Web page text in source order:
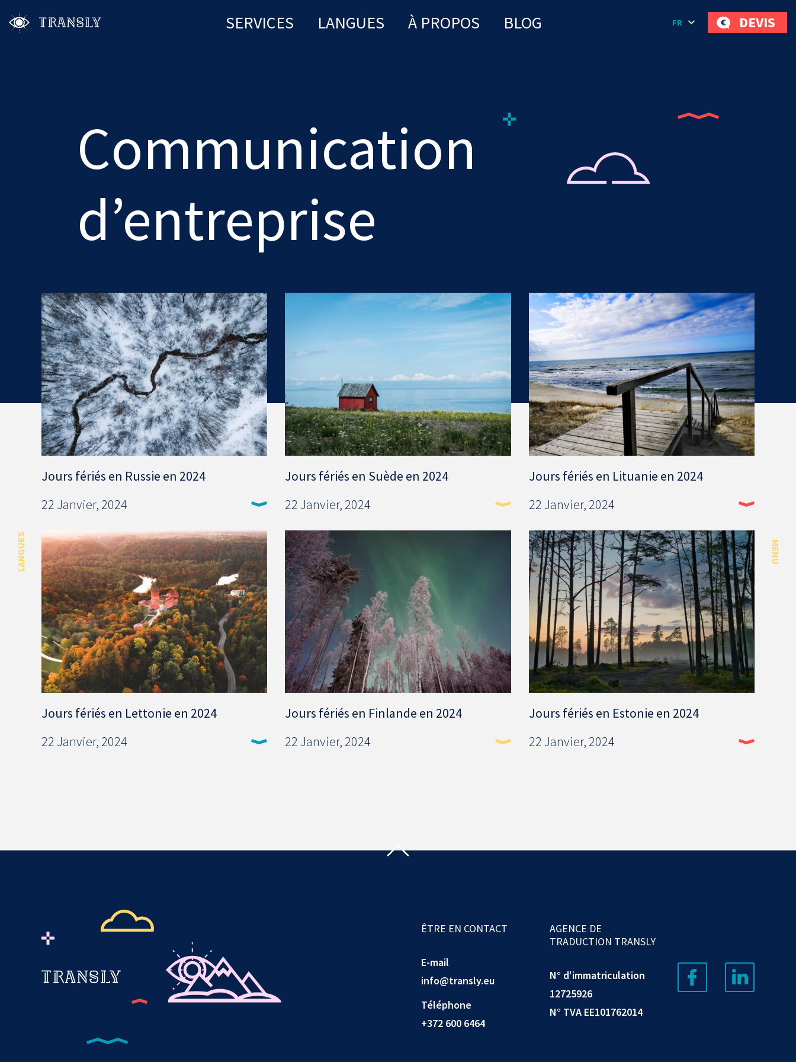
SERVICES LANGUES À PROPOS BLOG FR DEVIS
Communication
d’entreprise
Jours fériés en Russie en 2024
22 Janvier, 2024
Jours fériés en Suède en 2024
22 Janvier, 2024
Jours fériés en Lituanie en 2024
22 Janvier, 2024
Jours fériés en Lettonie en 2024
22 Janvier, 2024
Jours fériés en Finlande en 2024
22 Janvier, 2024
Jours fériés en Estonie en 2024
22 Janvier, 2024
ÊTRE EN CONTACT
E-mail
info@transly.eu
Téléphone
+372 600 6464
AGENCE DE
TRADUCTION TRANSLY
N° d'immatriculation
12725926
N° TVA EE101762014
LANGUES MENU